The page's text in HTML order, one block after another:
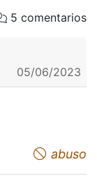
5 comentarios
05/06/2023
abuso